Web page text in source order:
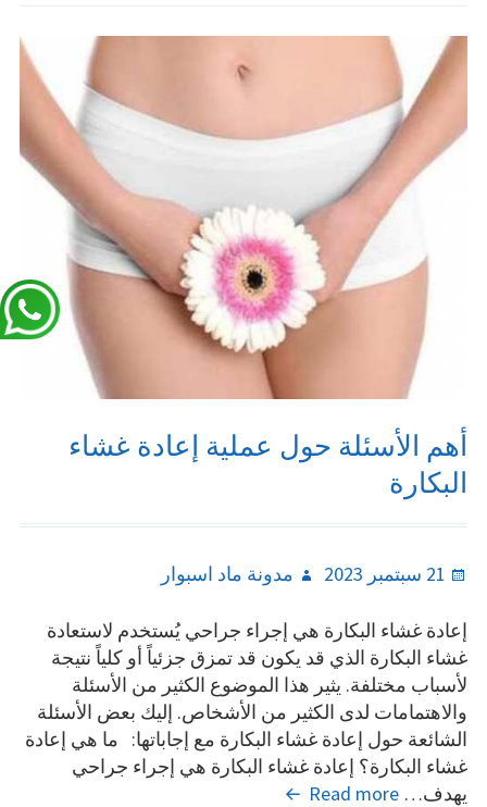
أهم الأسئلة حول عملية إعادة غشاء
البكارة
Posted
21 سبتمبر 2023 Author
مدونة ماد اسبوار
إعادة غشاء البكارة هي إجراء جراحي يُستخدم لاستعادة
غشاء البكارة الذي قد يكون قد تمزق جزئياً أو كلياً نتيجة
لأسباب مختلفة. يثير هذا الموضوع الكثير من الأسئلة
والاهتمامات لدى الكثير من الأشخاص. إليك بعض الأسئلة
الشائعة حول إعادة غشاء البكارة مع إجاباتها: ما هي إعادة
غشاء البكارة؟ إعادة غشاء البكارة هي إجراء جراحي
يهدف… Read more أهم